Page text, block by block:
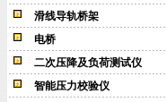
滑线导轨桥架
电桥
二次压降及负荷测试仪
智能压力校验仪